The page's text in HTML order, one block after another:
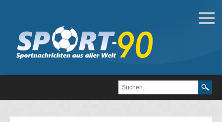
Fußball
Bundesliga